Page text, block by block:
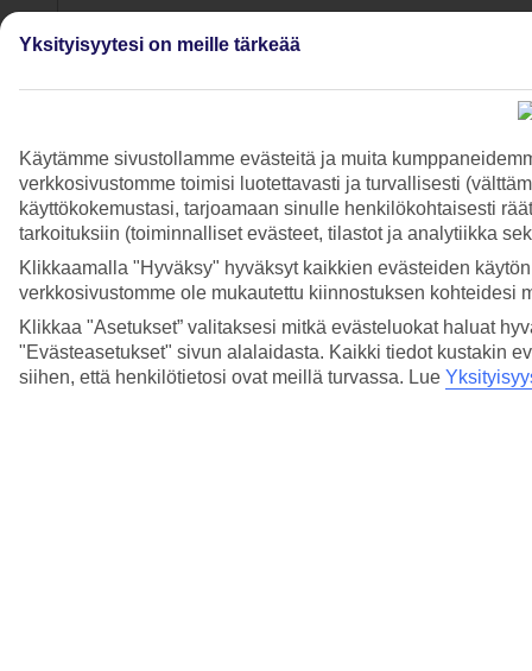
Yksityisyytesi on meille tärkeää
Käytämme sivustollamme evästeitä ja muita
verkkosivustomme toimisi luotettavasti ja turvallisesti
käyttökokemustasi, tarjoamaan sinulle henkilökohtaisesti
tarkoituksiin (toiminnalliset evästeet, tilastot ja analytiikka
Klikkaamalla "Hyväksy" hyväksyt kaikkien evästeiden
verkkosivustomme ole mukautettu kiinnostuksen kohteidesi
Klikkaa "Asetukset” valitaksesi mitkä evästeluokat haluat
"Evästeasetukset" sivun alalaidasta. Kaikki tiedot kustakin
siihen, että henkilötietosi ovat meillä turvassa. Lue